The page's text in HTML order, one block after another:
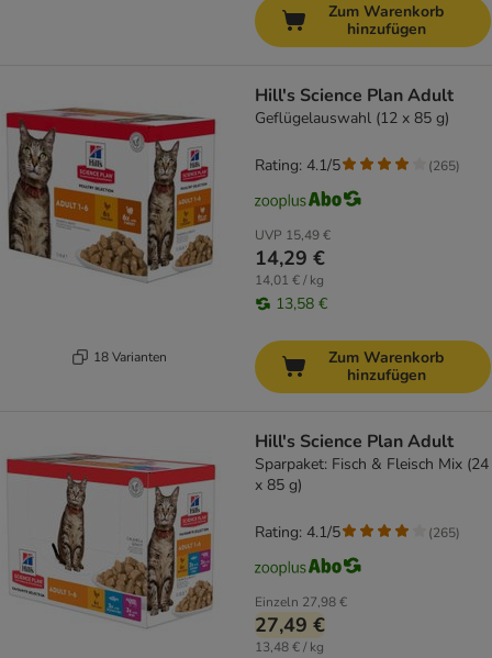
Zum Warenkorb
hinzufügen
18 Varianten
Hill's Science Plan Adult
Geflügelauswahl (12 x 85 g)
UVP 15,49 €
14,29 €
14,01 € / kg
13,58 €
Rating: 4.1/5 (265)
Zum Warenkorb
hinzufügen
Hill's Science Plan Adult
Sparpaket: Fisch & Fleisch Mix (24
x 85 g)
Einzeln 27,98 €
27,49 €
13,48 € / kg
Rating: 4.1/5 (265)